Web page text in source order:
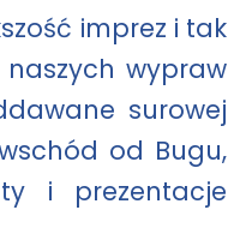
imprez i tak
wypraw
surowej
od Bugu,
i prezentacje